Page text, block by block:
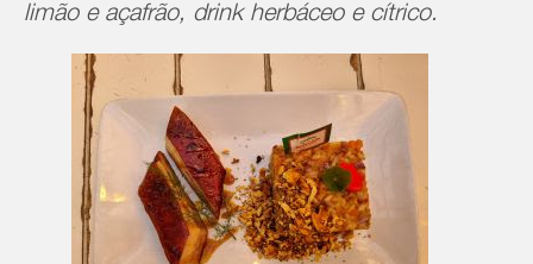
limão e açafrão, drink herbáceo e cítrico.